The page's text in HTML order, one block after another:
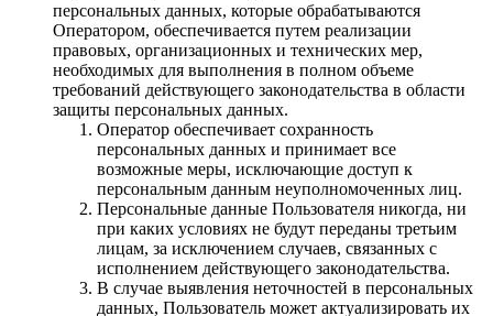
персональных данных, которые обрабатываются
Оператором, обеспечивается путем реализации
правовых, организационных и технических мер,
необходимых для выполнения в полном объеме
требований действующего законодательства в области
защиты персональных данных.
Оператор обеспечивает сохранность
персональных данных и принимает все
возможные меры, исключающие доступ к
персональным данным неуполномоченных лиц.
Персональные данные Пользователя никогда, ни
при каких условиях не будут переданы третьим
лицам, за исключением случаев, связанных с
исполнением действующего законодательства.
В случае выявления неточностей в персональных
данных, Пользователь может актуализировать их